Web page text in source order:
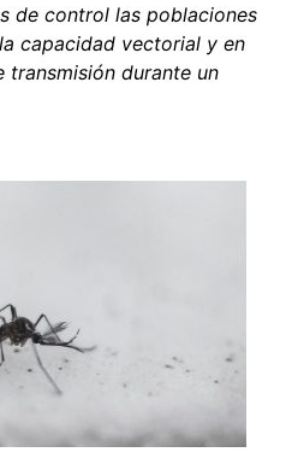
de control las poblaciones
capacidad vectorial y en
transmisión durante un